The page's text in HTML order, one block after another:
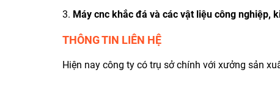
3. Máy cnc khắc đá và các vật liệu công nghiệp,
THÔNG TIN LIÊN HỆ
Hiện nay công ty có trụ sở chính với xưởng sản